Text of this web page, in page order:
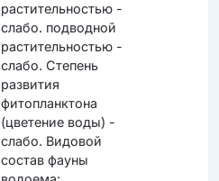
растительностью -
слабо. подводной
растительностью -
слабо. Степень
развития
фитопланктона
(цветение воды) -
слабо. Видовой
состав фауны